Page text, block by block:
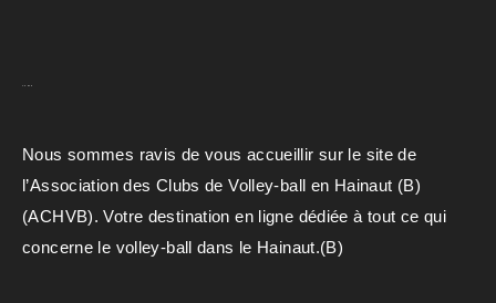
Nous sommes ravis de vous accueillir sur le site de
l’Association des Clubs de Volley-ball en Hainaut (B)
(ACHVB). Votre destination en ligne dédiée à tout ce qui
concerne le volley-ball dans le Hainaut.(B)